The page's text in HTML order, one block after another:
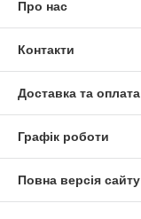
Про нас
Контакти
Доставка та оплата
Графік роботи
Повна версія сайту